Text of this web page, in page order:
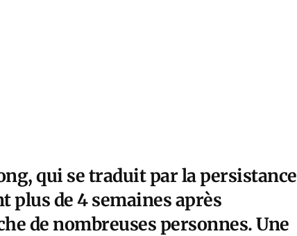
qui se traduit par la persistance
plus de 4 semaines après
de nombreuses personnes. Une